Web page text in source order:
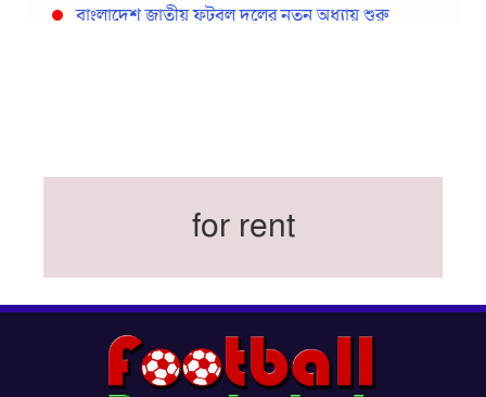
বাংলাদেশ জাতীয় ফুটবল দলের নতুন অধ্যায় শুরু
সরিয়ে নিয়েছে ইরান
বর্ষসেরা ক্রীড়াবিদ ও পপুলার চয়েজসহ ফুটবলার হামজা
ব্রাজিলের বিশ্বকাপ দলে নেইমার, জল্পনার অবসান
ইতিহাস গড়ার অপেক্ষায় রোনালদো!
ফেডারেশন কাপ: আজকের ফাইনাল বুধবার
for rent